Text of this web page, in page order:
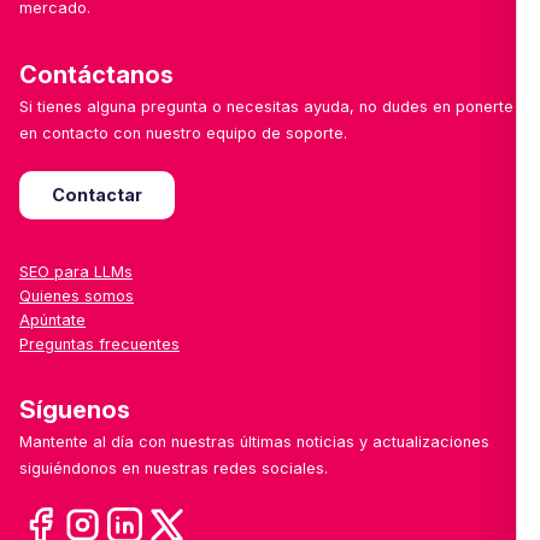
mercado.
Contáctanos
Si tienes alguna pregunta o necesitas ayuda, no dudes en ponerte
en contacto con nuestro equipo de soporte.
Contactar
SEO para LLMs
Quienes somos
Apúntate
Preguntas frecuentes
Síguenos
Mantente al día con nuestras últimas noticias y actualizaciones
siguiéndonos en nuestras redes sociales.